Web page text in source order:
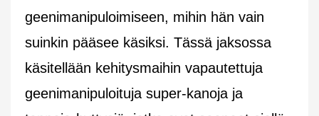
geenimanipuloimiseen, mihin hän vain
suinkin pääsee käsiksi. Tässä jaksossa
käsitellään kehitysmaihin vapautettuja
geenimanipuloituja super-kanoja ja